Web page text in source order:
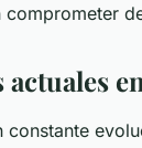
comprometer
actuales
constante